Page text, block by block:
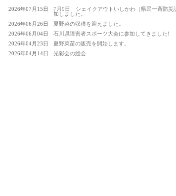
2026年07月15日
7月9日 シェイクアウトいしかわ（県民一斉防災
加しました。
2026年06月26日
夏野菜の収穫を迎えました。
2026年06月04日
石川県障害者スポーツ大会に参加してきました!
2026年04月23日
夏野菜苗の販売を開始します。
2026年04月14日
光彩会の総会